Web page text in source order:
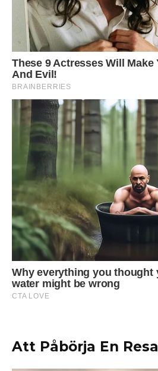
Att Påbörja En Resa